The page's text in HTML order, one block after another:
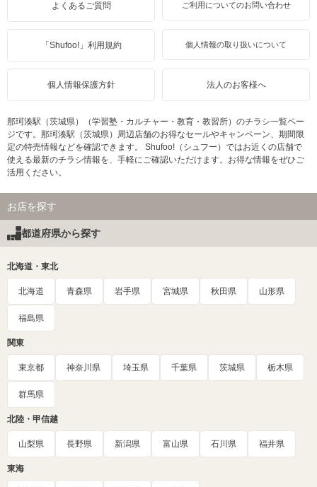
よくあるご質問 ご利用についてのお問い合わせ
「Shufoo!」利用規約 個人情報の取り扱いについて
個人情報保護方針 法人のお客様へ
那珂湊駅（茨城県）（学習塾・カルチャー・教育・教習所）のチラシ一覧ペー
ジです。那珂湊駅（茨城県）周辺店舗のお得なセールやキャンペーン、期間限
定の特売情報などを確認できます。 Shufoo!（シュフー）ではお近くの店舗で
使える最新のチラシ情報を、手軽にご確認いただけます。お得な情報をぜひご
活用ください。
お店を探す
都道府県から探す
北海道・東北
北海道 青森県 岩手県 宮城県 秋田県 山形県
福島県
関東
東京都 神奈川県 埼玉県 千葉県 茨城県 栃木県
群馬県
北陸・甲信越
山梨県 長野県 新潟県 富山県 石川県 福井県
東海